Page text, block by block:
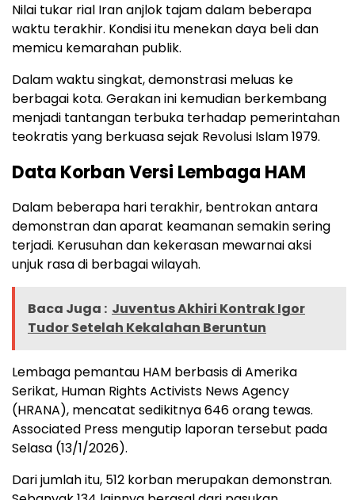
Nilai tukar rial Iran anjlok tajam dalam beberapa
waktu terakhir. Kondisi itu menekan daya beli dan
memicu kemarahan publik.
Dalam waktu singkat, demonstrasi meluas ke
berbagai kota. Gerakan ini kemudian berkembang
menjadi tantangan terbuka terhadap pemerintahan
teokratis yang berkuasa sejak Revolusi Islam 1979.
Data Korban Versi Lembaga HAM
Dalam beberapa hari terakhir, bentrokan antara
demonstran dan aparat keamanan semakin sering
terjadi. Kerusuhan dan kekerasan mewarnai aksi
unjuk rasa di berbagai wilayah.
Baca Juga : Juventus Akhiri Kontrak Igor
Tudor Setelah Kekalahan Beruntun
Lembaga pemantau HAM berbasis di Amerika
Serikat, Human Rights Activists News Agency
(HRANA), mencatat sedikitnya 646 orang tewas.
Associated Press mengutip laporan tersebut pada
Selasa (13/1/2026).
Dari jumlah itu, 512 korban merupakan demonstran.